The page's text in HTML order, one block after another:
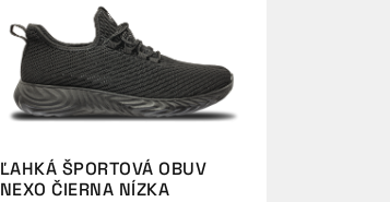
ĽAHKÁ ŠPORTOVÁ OBUV
NEXO ČIERNA NÍZKA